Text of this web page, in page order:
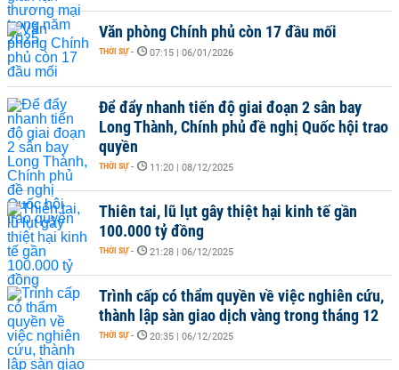
Văn phòng Chính phủ còn 17 đầu mối
THỜI SỰ - 07:15 | 06/01/2026
Để đẩy nhanh tiến độ giai đoạn 2 sân bay
Long Thành, Chính phủ đề nghị Quốc hội trao
quyền
THỜI SỰ - 11:20 | 08/12/2025
Thiên tai, lũ lụt gây thiệt hại kinh tế gần
100.000 tỷ đồng
THỜI SỰ - 21:28 | 06/12/2025
Trình cấp có thẩm quyền về việc nghiên cứu,
thành lập sàn giao dịch vàng trong tháng 12
THỜI SỰ - 20:35 | 06/12/2025